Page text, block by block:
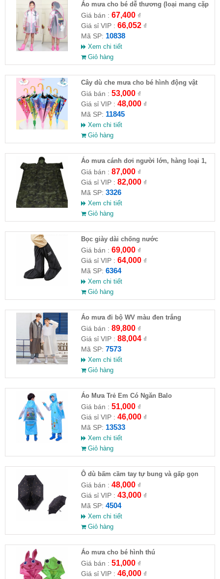
Áo mưa cho bé dễ thương (loại mang cặp
sách )
Giá bán : 67,400₫
Giá sỉ VIP : 66,052₫
Mã SP: 10838
Xem chi tiết
Giỏ hàng
Cây dù che mưa cho bé hình động vật
Giá bán : 53,000₫
Giá sỉ VIP : 48,000₫
Mã SP: 11845
Xem chi tiết
Giỏ hàng
Áo mưa cánh dơi người lớn, hàng loại 1,
chất dày dặn. 1,4m
Giá bán : 87,000₫
Giá sỉ VIP : 82,000₫
Mã SP: 3326
Xem chi tiết
Giỏ hàng
Bọc giày dài chống nước
Giá bán : 69,000₫
Giá sỉ VIP : 64,000₫
Mã SP: 6364
Xem chi tiết
Giỏ hàng
Áo mưa đi bộ WV màu đen trắng
Giá bán : 89,800₫
Giá sỉ VIP : 88,004₫
Mã SP: 7573
Xem chi tiết
Giỏ hàng
Áo Mưa Trẻ Em Có Ngăn Balo
Giá bán : 51,000₫
Giá sỉ VIP : 46,000₫
Mã SP: 13533
Xem chi tiết
Giỏ hàng
Ô dù bấm cầm tay tự bung và gấp gọn
Giá bán : 48,000₫
Giá sỉ VIP : 43,000₫
Mã SP: 4504
Xem chi tiết
Giỏ hàng
Áo mưa cho bé hình thú
Giá bán : 51,000₫
Giá sỉ VIP : 46,000₫